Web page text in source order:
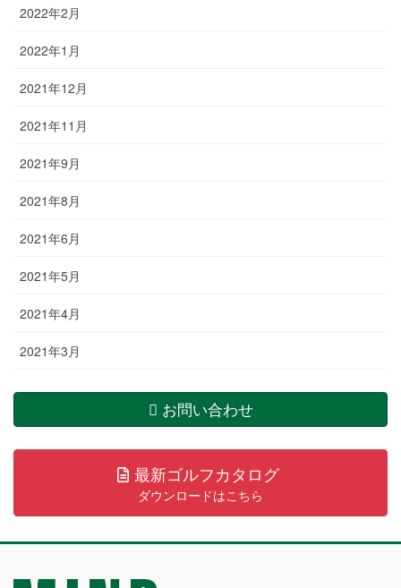
2022年2月
2022年1月
2021年12月
2021年11月
2021年9月
2021年8月
2021年6月
2021年5月
2021年4月
2021年3月
お問い合わせ
最新ゴルフカタログ
ダウンロードはこちら